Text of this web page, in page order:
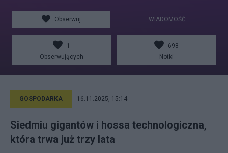
Obserwuj WIADOMOŚĆ
1
Obserwujących
698
Notki
GOSPODARKA 16.11.2025, 15:14
Siedmiu gigantów i hossa technologiczna,
która trwa już trzy lata